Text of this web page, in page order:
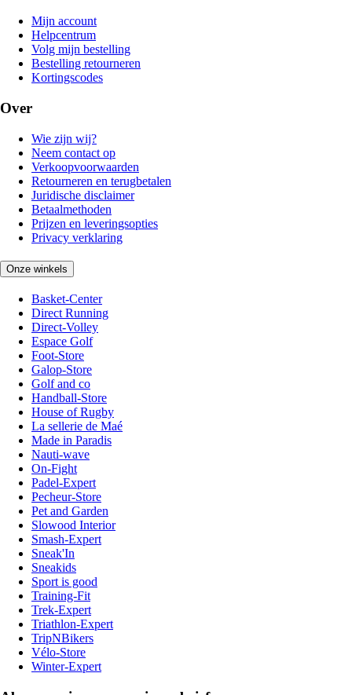
Mijn account
Helpcentrum
Volg mijn bestelling
Bestelling retourneren
Kortingscodes
Over
Wie zijn wij?
Neem contact op
Verkoopvoorwaarden
Retourneren en terugbetalen
Juridische disclaimer
Betaalmethoden
Prijzen en leveringsopties
Privacy verklaring
Onze winkels
Basket-Center
Direct Running
Direct-Volley
Espace Golf
Foot-Store
Galop-Store
Golf and co
Handball-Store
House of Rugby
La sellerie de Maé
Made in Paradis
Nauti-wave
On-Fight
Padel-Expert
Pecheur-Store
Pet and Garden
Slowood Interior
Smash-Expert
Sneak'In
Sneakids
Sport is good
Training-Fit
Trek-Expert
Triathlon-Expert
TripNBikers
Vélo-Store
Winter-Expert